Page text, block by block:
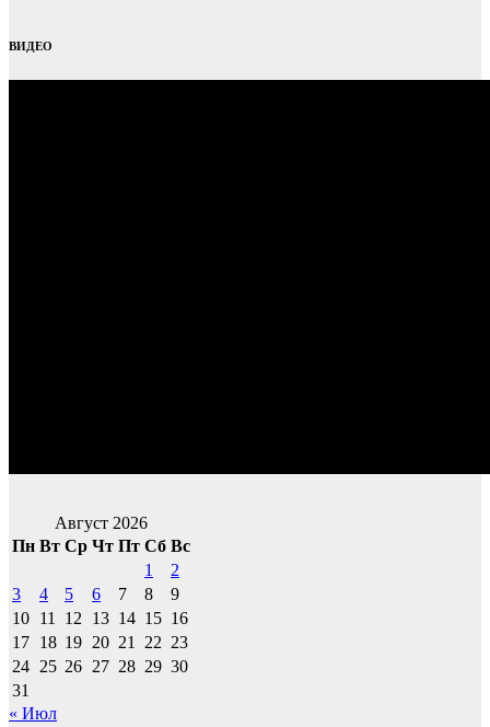
ВИДЕО
Август 2026
Пн Вт Ср Чт Пт Сб Вс
1
2
3
4 5 6 7 8
9
10 11 12 13 14 15 16
17 18 19 20 21 22 23
24 25 26 27 28 29 30
31
« Июл